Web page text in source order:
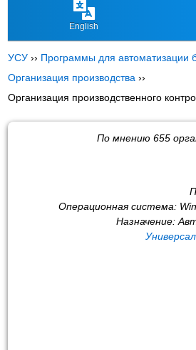
English
УСУ ›› Программы для автоматизации
Организация производства ››
Организация производственного
По мнению 655
Операционная система:
Назначение: